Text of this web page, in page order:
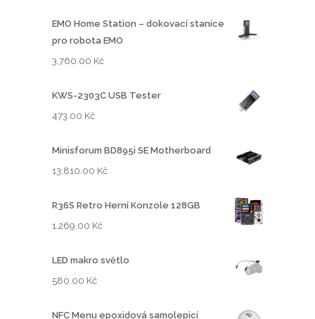
EMO Home Station – dokovací stanice
pro robota EMO
3,760.00 Kč
KWS-2303C USB Tester
473.00 Kč
Minisforum BD895i SE Motherboard
13,810.00 Kč
R36S Retro Herní Konzole 128GB
1,269.00 Kč
LED makro světlo
580.00 Kč
NFC Menu epoxidová samolepicí